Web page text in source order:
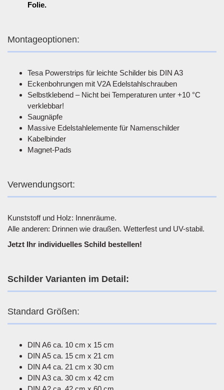
Folie.
Montageoptionen:
Tesa Powerstrips für leichte Schilder bis DIN A3
Eckenbohrungen mit V2A Edelstahlschrauben
Selbstklebend – Nicht bei Temperaturen unter +10 °C
verklebbar!
Saugnäpfe
Massive Edelstahlelemente für Namenschilder
Kabelbinder
Magnet-Pads
Verwendungsort:
Kunststoff und Holz: Innenräume.
Alle anderen: Drinnen wie draußen. Wetterfest und UV-stabil.
Jetzt Ihr individuelles Schild bestellen!
Schilder Varianten im Detail:
Standard Größen:
DIN A6 ca. 10 cm x 15 cm
DIN A5 ca. 15 cm x 21 cm
DIN A4 ca. 21 cm x 30 cm
DIN A3 ca. 30 cm x 42 cm